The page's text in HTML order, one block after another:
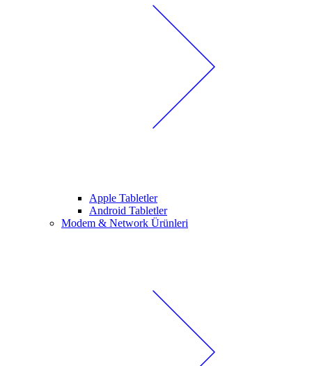
Apple Tabletler
Android Tabletler
Modem & Network Ürünleri